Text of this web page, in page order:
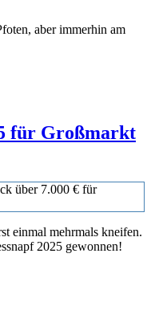
aber immerhin am
für Großmarkt
einmal mehrmals kneifen.
2025 gewonnen!